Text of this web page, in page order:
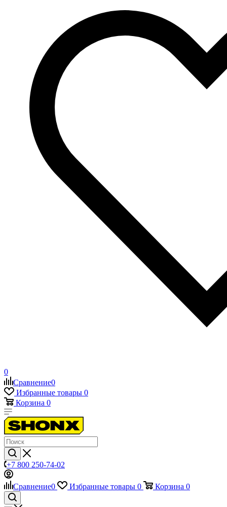
0
Сравнение0
Избранные товары 0
Корзина 0
+7 800 250-74-02
Сравнение0 Избранные товары 0 Корзина 0